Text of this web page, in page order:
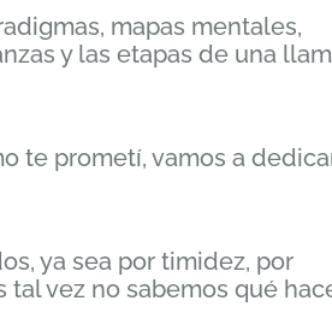
mapas mentales,
y las etapas de una
te prometí, vamos a
ya sea por timidez, por
vez no sabemos qué